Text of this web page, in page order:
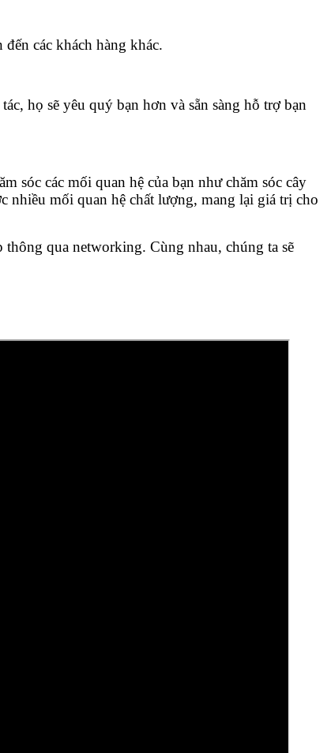
các khách hàng khác.
họ sẽ yêu quý bạn hơn và sẵn sàng hỗ trợ bạn
các mối quan hệ của bạn như chăm sóc cây
nhiều mối quan hệ chất lượng, mang lại giá trị cho
qua networking. Cùng nhau, chúng ta sẽ